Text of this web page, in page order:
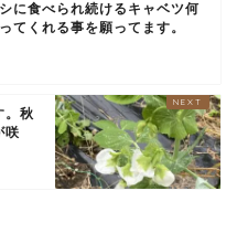
に食べられ続けるキャベツ何
てくれる事を願ってます。
。秋
咲